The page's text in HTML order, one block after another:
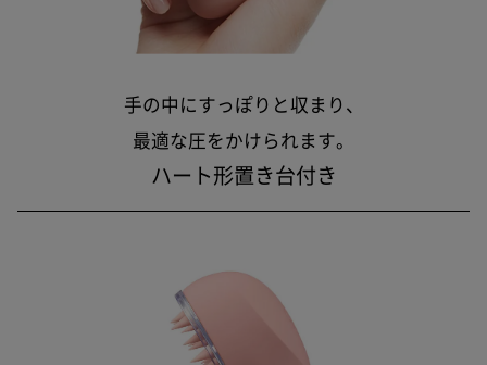
手の中にすっぽりと収まり、
最適な圧をかけられます。
ハート形置き台付き